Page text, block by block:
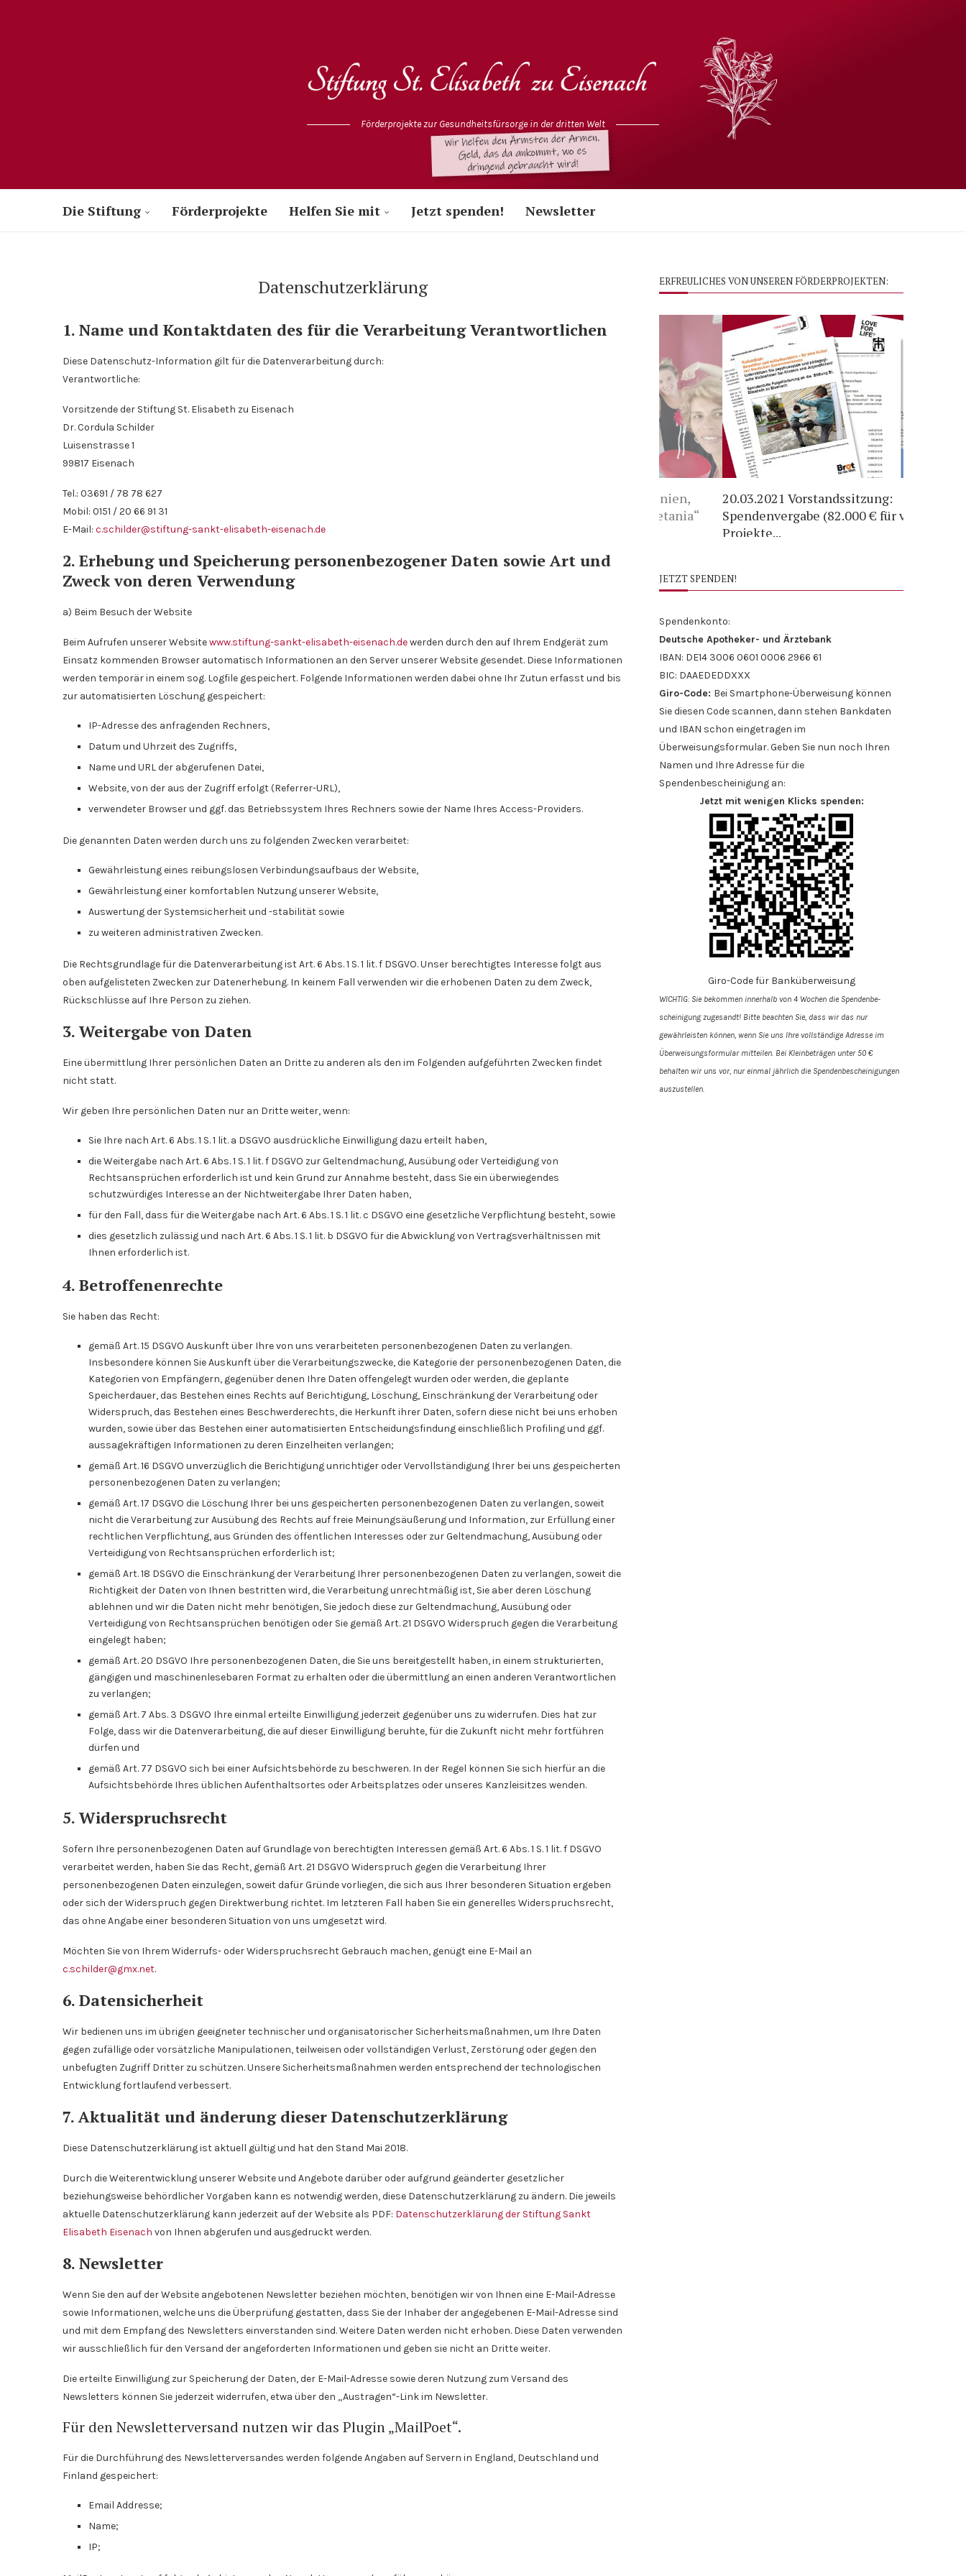
Förderprojekte zur Gesundheitsfürsorge in der dritten Welt
Die Stiftung Förderprojekte Helfen Sie mit Jetzt spenden! Newsletter
Datenschutzerklärung
1. Name und Kontaktdaten des für die Verarbeitung Verantwortlichen
Diese Datenschutz-Information gilt für die Datenverarbeitung durch:
Verantwortliche:
Vorsitzende der Stiftung St. Elisabeth zu Eisenach
Dr. Cordula Schilder
Luisenstrasse 1
99817 Eisenach
Tel.: 03691 / 78 78 627
Mobil: 0151 / 20 66 91 31
E-Mail: c.schilder@stiftung-sankt-elisabeth-eisenach.de
2. Erhebung und Speicherung personenbezogener Daten sowie Art und
Zweck von deren Verwendung
a) Beim Besuch der Website
Beim Aufrufen unserer Websitewww.stiftung-sankt-elisabeth-eisenach.dewerden durch den auf Ihrem Endgerät zum
Einsatz kommenden Browser automatisch Informationen an den Server unserer Website gesendet. Diese Informationen
werden temporär in einem sog. Logfile gespeichert. Folgende Informationen werden dabei ohne Ihr Zutun erfasst und bis
zur automatisierten Löschung gespeichert:
IP-Adresse des anfragenden Rechners,
Datum und Uhrzeit des Zugriffs,
Name und URL der abgerufenen Datei,
Website, von der aus der Zugriff erfolgt (Referrer-URL),
verwendeter Browser und ggf. das Betriebssystem Ihres Rechners sowie der Name Ihres Access-Providers.
Die genannten Daten werden durch uns zu folgenden Zwecken verarbeitet:
Gewährleistung eines reibungslosen Verbindungsaufbaus der Website,
Gewährleistung einer komfortablen Nutzung unserer Website,
Auswertung der Systemsicherheit und -stabilität sowie
zu weiteren administrativen Zwecken.
Die Rechtsgrundlage für die Datenverarbeitung ist Art. 6 Abs. 1 S. 1 lit. f DSGVO. Unser berechtigtes Interesse folgt aus
oben aufgelisteten Zwecken zur Datenerhebung. In keinem Fall verwenden wir die erhobenen Daten zu dem Zweck,
Rückschlüsse auf Ihre Person zu ziehen.
3. Weitergabe von Daten
Eine übermittlung Ihrer persönlichen Daten an Dritte zu anderen als den im Folgenden aufgeführten Zwecken findet
nicht statt.
Wir geben Ihre persönlichen Daten nur an Dritte weiter, wenn:
Sie Ihre nach Art. 6 Abs. 1 S. 1 lit. a DSGVO ausdrückliche Einwilligung dazu erteilt haben,
die Weitergabe nach Art. 6 Abs. 1 S. 1 lit. f DSGVO zur Geltendmachung, Ausübung oder Verteidigung von
Rechtsansprüchen erforderlich ist und kein Grund zur Annahme besteht, dass Sie ein überwiegendes
schutzwürdiges Interesse an der Nichtweitergabe Ihrer Daten haben,
für den Fall, dass für die Weitergabe nach Art. 6 Abs. 1 S. 1 lit. c DSGVO eine gesetzliche Verpflichtung besteht, sowie
dies gesetzlich zulässig und nach Art. 6 Abs. 1 S. 1 lit. b DSGVO für die Abwicklung von Vertragsverhältnissen mit
Ihnen erforderlich ist.
4. Betroffenenrechte
Sie haben das Recht:
gemäß Art. 15 DSGVO Auskunft über Ihre von uns verarbeiteten personenbezogenen Daten zu verlangen.
Insbesondere können Sie Auskunft über die Verarbeitungszwecke, die Kategorie der personenbezogenen Daten, die
Kategorien von Empfängern, gegenüber denen Ihre Daten offengelegt wurden oder werden, die geplante
Speicherdauer, das Bestehen eines Rechts auf Berichtigung, Löschung, Einschränkung der Verarbeitung oder
Widerspruch, das Bestehen eines Beschwerderechts, die Herkunft ihrer Daten, sofern diese nicht bei uns erhoben
wurden, sowie über das Bestehen einer automatisierten Entscheidungsfindung einschließlich Profiling und ggf.
aussagekräftigen Informationen zu deren Einzelheiten verlangen;
gemäß Art. 16 DSGVO unverzüglich die Berichtigung unrichtiger oder Vervollständigung Ihrer bei uns gespeicherten
personenbezogenen Daten zu verlangen;
gemäß Art. 17 DSGVO die Löschung Ihrer bei uns gespeicherten personenbezogenen Daten zu verlangen, soweit
nicht die Verarbeitung zur Ausübung des Rechts auf freie Meinungsäußerung und Information, zur Erfüllung einer
rechtlichen Verpflichtung, aus Gründen des öffentlichen Interesses oder zur Geltendmachung, Ausübung oder
Verteidigung von Rechtsansprüchen erforderlich ist;
gemäß Art. 18 DSGVO die Einschränkung der Verarbeitung Ihrer personenbezogenen Daten zu verlangen, soweit die
Richtigkeit der Daten von Ihnen bestritten wird, die Verarbeitung unrechtmäßig ist, Sie aber deren Löschung
ablehnen und wir die Daten nicht mehr benötigen, Sie jedoch diese zur Geltendmachung, Ausübung oder
Verteidigung von Rechtsansprüchen benötigen oder Sie gemäß Art. 21 DSGVO Widerspruch gegen die Verarbeitung
eingelegt haben;
gemäß Art. 20 DSGVO Ihre personenbezogenen Daten, die Sie uns bereitgestellt haben, in einem strukturierten,
gängigen und maschinenlesebaren Format zu erhalten oder die übermittlung an einen anderen Verantwortlichen
zu verlangen;
gemäß Art. 7 Abs. 3 DSGVO Ihre einmal erteilte Einwilligung jederzeit gegenüber uns zu widerrufen. Dies hat zur
Folge, dass wir die Datenverarbeitung, die auf dieser Einwilligung beruhte, für die Zukunft nicht mehr fortführen
dürfen und
gemäß Art. 77 DSGVO sich bei einer Aufsichtsbehörde zu beschweren. In der Regel können Sie sich hierfür an die
Aufsichtsbehörde Ihres üblichen Aufenthaltsortes oder Arbeitsplatzes oder unseres Kanzleisitzes wenden.
5. Widerspruchsrecht
Sofern Ihre personenbezogenen Daten auf Grundlage von berechtigten Interessen gemäß Art. 6 Abs. 1 S. 1 lit. f DSGVO
verarbeitet werden, haben Sie das Recht, gemäß Art. 21 DSGVO Widerspruch gegen die Verarbeitung Ihrer
personenbezogenen Daten einzulegen, soweit dafür Gründe vorliegen, die sich aus Ihrer besonderen Situation ergeben
oder sich der Widerspruch gegen Direktwerbung richtet. Im letzteren Fall haben Sie ein generelles Widerspruchsrecht,
das ohne Angabe einer besonderen Situation von uns umgesetzt wird.
Möchten Sie von Ihrem Widerrufs- oder Widerspruchsrecht Gebrauch machen, genügt eine E-Mail an
c.schilder@gmx.net.
6. Datensicherheit
Wir bedienen uns im übrigen geeigneter technischer und organisatorischer Sicherheitsmaßnahmen, um Ihre Daten
gegen zufällige oder vorsätzliche Manipulationen, teilweisen oder vollständigen Verlust, Zerstörung oder gegen den
unbefugten Zugriff Dritter zu schützen. Unsere Sicherheitsmaßnahmen werden entsprechend der technologischen
Entwicklung fortlaufend verbessert.
7. Aktualität und änderung dieser Datenschutzerklärung
Diese Datenschutzerklärung ist aktuell gültig und hat den Stand Mai 2018.
Durch die Weiterentwicklung unserer Website und Angebote darüber oder aufgrund geänderter gesetzlicher
beziehungsweise behördlicher Vorgaben kann es notwendig werden, diese Datenschutzerklärung zu ändern. Die jeweils
aktuelle Datenschutzerklärung kann jederzeit auf der Website als PDF: Datenschutzerklärung der Stiftung Sankt
Elisabeth Eisenach von Ihnen abgerufen und ausgedruckt werden.
8. Newsletter
Wenn Sie den auf der Website angebotenen Newsletter beziehen möchten, benötigen wir von Ihnen eine E-Mail-Adresse
sowie Informationen, welche uns die Überprüfung gestatten, dass Sie der Inhaber der angegebenen E-Mail-Adresse sind
und mit dem Empfang des Newsletters einverstanden sind. Weitere Daten werden nicht erhoben. Diese Daten verwenden
wir ausschließlich für den Versand der angeforderten Informationen und geben sie nicht an Dritte weiter.
Die erteilte Einwilligung zur Speicherung der Daten, der E-Mail-Adresse sowie deren Nutzung zum Versand des
Newsletters können Sie jederzeit widerrufen, etwa über den „Austragen“-Link im Newsletter.
Für den Newsletterversand nutzen wir das Plugin „MailPoet“.
Für die Durchführung des Newsletterversandes werden folgende Angaben auf Servern in England, Deutschland und
Finland gespeichert:
Email Addresse;
Name;
IP;
ERFREULICHES VON UNSEREN FÖRDERPROJEKTEN:
20.03.2021 Vorstandssitzung:
Spendenvergabe (82.000 € für viele
JETZT SPENDEN!
Spendenkonto:
Deutsche Apotheker- und Ärztebank
IBAN: DE14 3006 0601 0006 2966 61
BIC: DAAEDEDDXXX
Giro-Code: Bei Smartphone-Überweisung können
Sie diesen Code scannen, dann stehen Bankdaten
und IBAN schon eingetragen im
Überweisungsformular. Geben Sie nun noch Ihren
Namen und Ihre Adresse für die
Spendenbescheinigung an:
Jetzt mit wenigen Klicks spenden:
Giro-Code für Banküberweisung
WICHTIG: Sie bekommen innerhalb von 4 Wochen die Spendenbe­
scheinigung zugesandt! Bitte beachten Sie, dass wir das nur
gewährleisten können, wenn Sie uns Ihre vollständige Adresse im
Überweisungs­formular mitteilen. Bei Kleinbeträgen unter 50 €
behalten wir uns vor, nur einmal jährlich die Spendenbescheinigungen
auszustellen.